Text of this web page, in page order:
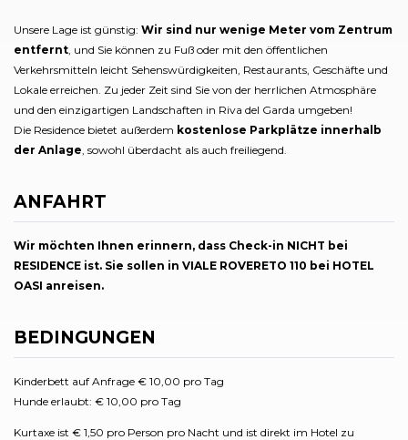
Unsere Lage ist günstig: Wir sind nur wenige Meter vom Zentrum
entfernt, und Sie können zu Fuß oder mit den öffentlichen
Verkehrsmitteln leicht Sehenswürdigkeiten, Restaurants, Geschäfte und
Lokale erreichen. Zu jeder Zeit sind Sie von der herrlichen Atmosphäre
und den einzigartigen Landschaften in Riva del Garda umgeben!
Die Residence bietet außerdem kostenlose Parkplätze innerhalb
der Anlage, sowohl überdacht als auch freiliegend.
ANFAHRT
Wir möchten Ihnen erinnern, dass Check-in NICHT bei
RESIDENCE ist. Sie sollen in VIALE ROVERETO 110 bei HOTEL
OASI anreisen.
BEDINGUNGEN
Kinderbett auf Anfrage € 10,00 pro Tag
Hunde erlaubt: € 10,00 pro Tag
Kurtaxe ist € 1,50 pro Person pro Nacht und ist direkt im Hotel zu